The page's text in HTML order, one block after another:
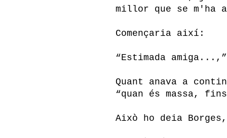
millor que se m'ha
Començaria així:
“Estimada amiga...,”
Quant anava a
“quan és massa,
Això ho deia